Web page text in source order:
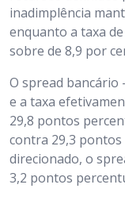
inadimplência
enquanto a taxa
sobre de 8,9 por
O spread bancário
e a taxa
29,8 pontos
contra 29,3
direcionado, o
3,2 pontos